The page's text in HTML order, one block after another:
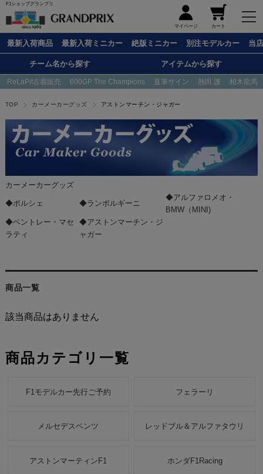
F1ショップグランプリ
マイページ カート
最新入荷商品 最新入荷ミニカー 絶版ミニカー 別注モデルカー 当
チーム名から探す アイテムから探す
ReLaPit古着販売 600GP The Champions 直筆サイン 熱田 護 柏木龍馬
TOP カーメーカーグッズ アストンマーチン・ジャガー
カーメーカーグッズ
◆ポルシェ ◆ランボルギーニ
◆アルファロメオ・
BMW（MINI)
◆ベントレー・マセ
ラティ
◆アストンマーチン・ジ
ャガー
商品一覧
該当商品はありません
商品カテゴリ一覧
F1モデルカー先行ご予約 フェラーリ
メルセデスベンツ レッドブル＆アルファタウリ
アストンマーティンF1 ホンダF1Racing